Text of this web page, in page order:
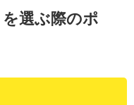
選ぶ際のポ